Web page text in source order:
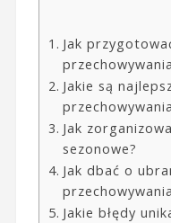
Jak
Jakie są
Jak
sezonowe?
Jak dbać o
Jakie błędy